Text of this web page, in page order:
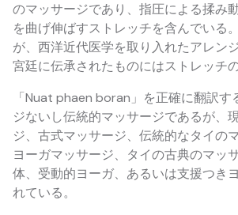
のマッサージであり、指圧による揉み
を曲げ伸ばすストレッチを含んでいる
が、西洋近代医学を取り入れたアレン
宮廷に伝承されたものにはストレッチ
「Nuat phaen boran」を正確に翻訳す
ジないし伝統的マッサージであるが、
ジ、古式マッサージ、伝統的なタイの
ヨーガマッサージ、タイの古典のマッ
体、受動的ヨーガ、あるいは支援つき
れている。